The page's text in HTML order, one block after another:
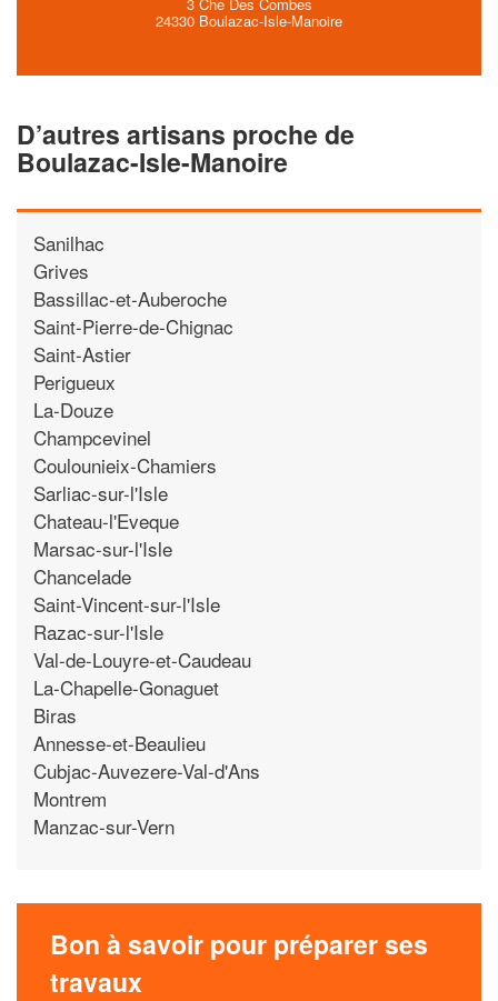
24330 Boulazac-Isle-Manoire
D’autres artisans proche de
Boulazac-Isle-Manoire
Sanilhac
Grives
Bassillac-et-Auberoche
Saint-Pierre-de-Chignac
Saint-Astier
Perigueux
La-Douze
Champcevinel
Coulounieix-Chamiers
Sarliac-sur-l'Isle
Chateau-l'Eveque
Marsac-sur-l'Isle
Chancelade
Saint-Vincent-sur-l'Isle
Razac-sur-l'Isle
Val-de-Louyre-et-Caudeau
La-Chapelle-Gonaguet
Biras
Annesse-et-Beaulieu
Cubjac-Auvezere-Val-d'Ans
Montrem
Manzac-sur-Vern
Bon à savoir pour préparer ses
travaux